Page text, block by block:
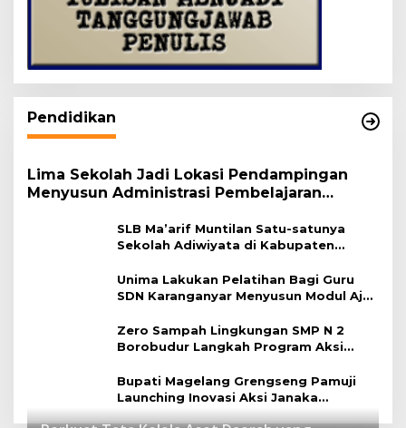
Pendidikan
Lima Sekolah Jadi Lokasi Pendampingan
Menyusun Administrasi Pembelajaran
SLB Ma’arif Muntilan Satu-satunya
Sekolah Adiwiyata di Kabupaten
Unima Lakukan Pelatihan Bagi Guru
SDN Karanganyar Menyusun Modul Ajar
Zero Sampah Lingkungan SMP N 2
Borobudur Langkah Program Aksi
Bupati Magelang Grengseng Pamuji
Launching Inovasi Aksi Janaka
Program Sekolah Adiwiyata